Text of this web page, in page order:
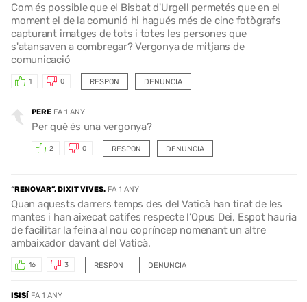
Com és possible que el Bisbat d'Urgell permetés que en el
moment el de la comunió hi hagués més de cinc fotògrafs
capturant imatges de tots i totes les persones que
s'atansaven a combregar? Vergonya de mitjans de
comunicació
RESPON
1 0 DENUNCIA
PERE FA 1 ANY
Per què és una vergonya?
RESPON
2 0 DENUNCIA
“RENOVAR”, DIXIT VIVES. FA 1 ANY
Quan aquests darrers temps des del Vaticà han tirat de les
mantes i han aixecat catifes respecte l’Opus Dei, Espot hauria
de facilitar la feina al nou copríncep nomenant un altre
ambaixador davant del Vaticà.
RESPON
16 3 DENUNCIA
ISISÍ FA 1 ANY